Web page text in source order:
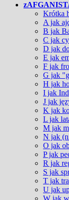
Krótka
A jak
B jak
C jak
D jak
E jak
F jak
G jak
H jak
I jak
J jak
K jak
L jak
M jak
N jak
O jak
P jak
R jak
S jak
T jak
U jak
W jak